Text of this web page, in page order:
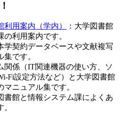
利用案内（学内）
：大学図書館
利用案内です。
学契約データベースや文献複写
です。
関係（IT関連機器の使い方、ソ
Fi設定方法など）と大学図書館
ニュアル集です。
書館と情報システム課によくあ